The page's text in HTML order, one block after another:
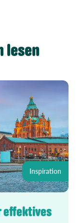
lesen
Inspiration
effektives